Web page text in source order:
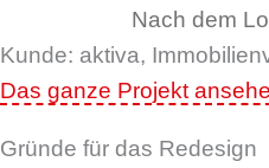
Nach dem
Kunde: aktiva,
Das ganze Projekt
Gründe für das Redesign